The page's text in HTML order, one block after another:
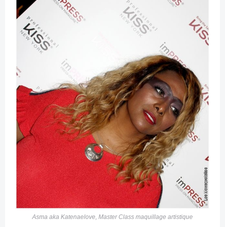
Asma aka Katenaelove, Master Class maquillage artistique